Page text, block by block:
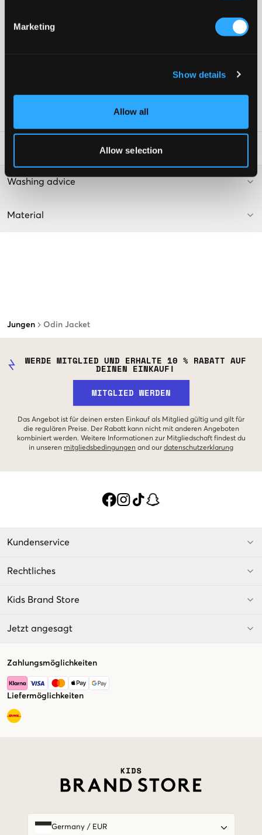
Marketing
Show details
Allow all
Allow selection
Jungen Odin Jacket
Jacke
Kapuze (nicht abnehmbar)
Dieser Text ist AI-generiert.
Washing advice
Material
WERDE MITGLIED UND ERHALTE 10 % RABATT AUF
DEINEN EINKAUF!
MITGLIED WERDEN
Das Angebot ist für deinen ersten Einkauf als Mitglied gültig und gilt für
die regulären Preise. Der Rabatt kann nicht mit anderen Angeboten
kombiniert werden. Weitere Informationen zur Mitgliedschaft findest du
in unseren mitgliedsbedingungen and our datenschutzerklarung
Kundenservice
Rechtliches
Kids Brand Store
Jetzt angesagt
Zahlungsmöglichkeiten
Liefermöglichkeiten
Germany/ EUR